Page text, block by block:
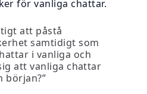
för vanliga chattar.
att påstå
samtidigt som
i vanliga och
att vanliga chattar
början?”